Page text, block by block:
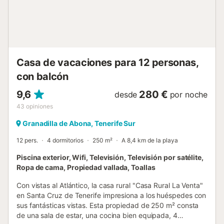
Casa de vacaciones para 12 personas,
con balcón
9,6
43 opiniones
desde 280 € por noche
Granadilla de Abona, Tenerife Sur
12 pers. 4 dormitorios 250 m² A 8,4 km de la playa
Piscina exterior, Wifi, Televisión, Televisión por satélite,
Ropa de cama, Propiedad vallada, Toallas
Con vistas al Atlántico, la casa rural "Casa Rural La Venta"
en Santa Cruz de Tenerife impresiona a los huéspedes con
sus fantásticas vistas. Esta propiedad de 250 m² consta
de una sala de estar, una cocina bien equipada, 4